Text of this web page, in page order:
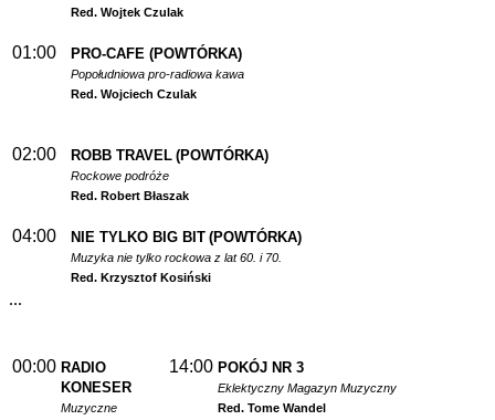
Red. Wojtek Czulak
01:00 PRO-CAFE (POWTÓRKA)
Popołudniowa pro-radiowa kawa
Red. Wojciech Czulak
02:00 ROBB TRAVEL (POWTÓRKA)
Rockowe podróże
Red. Robert Błaszak
04:00 NIE TYLKO BIG BIT (POWTÓRKA)
Muzyka nie tylko rockowa z lat 60. i 70.
Red. Krzysztof Kosiński
...
00:00 RADIO
KONESER
Muzyczne
14:00 POKÓJ NR 3
Eklektyczny Magazyn Muzyczny
Red. Tome Wandel